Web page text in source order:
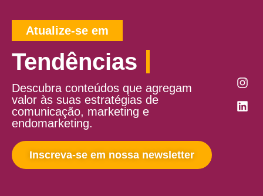
Atualize-se em
Tendências
Descubra conteúdos que agregam
valor às suas estratégias de
comunicação, marketing e
endomarketing.
Inscreva-se em nossa newsletter